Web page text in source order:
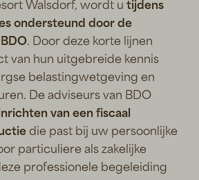
Walsdorf, wordt utijdens
ondersteund door de
. Door deze korte lijnen
van hun uitgebreide kennis
belastingwetgeving en
De adviseurs van BDO
van een fiscaal
die past bij uw persoonlijke
particuliere als zakelijke
professionele begeleiding